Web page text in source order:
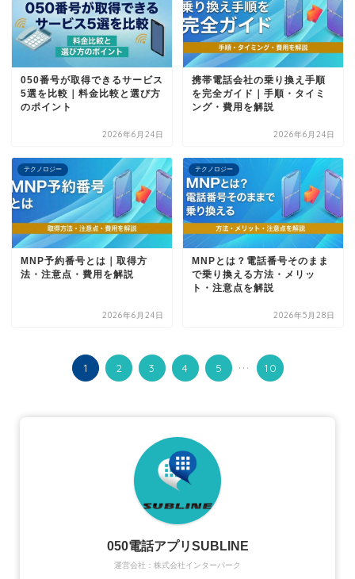
050番号が取得できるサービス
5選を比較｜料金比較と選び方
のポイント
2026年6月24日
携帯電話会社の乗り換え手順
を完全ガイド｜手順・タイミ
ング・費用を解説
2026年6月24日
テクノロジー
MNP予約番号とは｜取得方
法・注意点・費用を解説
2026年6月24日
テクノロジー
MNPとは？電話番号そのまま
で乗り換える方法・メリッ
ト・注意点を解説
2026年5月28日
1 2 3 4 5 ... 10
運営会社：株式会社インターパーク
050電話アプリSUBLINE